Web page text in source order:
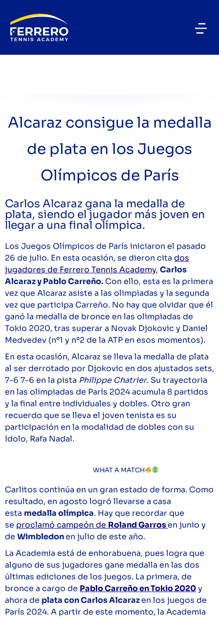
Alcaraz consigue la medalla
de plata en los Juegos
Olímpicos de París
Carlos Alcaraz gana la medalla de
plata, siendo el jugador más joven en
llegar a una final olímpica.
Los Juegos Olímpicos de París iniciaron el pasado
26 de julio. En esta ocasión, se dieron cita dos
jugadores de Ferrero Tennis Academy, Carlos
Alcaraz y Pablo Carreño. Con ello, esta es la primera
vez que Alcaraz asiste a las olimpiadas y la segunda
vez que participa Carreño. No hay que olvidar que él
ganó la medalla de bronce en las olimpiadas de
Tokio 2020, tras superar a Novak Djokovic y Daniel
Medvedev (nº1 y nº2 de la ATP en esos momentos).
En esta ocasión, Alcaraz se lleva la medalla de plata
al ser derrotado por Djokovic en dos ajustados sets,
7-6 7-6 en la pista Philippe Chatrier. Su trayectoria
en las olimpiadas de París 2024 acumula 8 partidos
y la final entre individuales y dobles. Otro gran
recuerdo que se lleva el joven tenista es su
participación en la modalidad de dobles con su
ídolo, Rafa Nadal.
WHAT A MATCH
Carlitos continúa en un gran estado de forma. Como
resultado, en agosto logró llevarse a casa
esta medalla olímpica. Hay que recordar que
se proclamó campeón de Roland Garrosen junio y
de Wimbledonen julio de este año.
La Academia está de enhorabuena, pues logra que
alguno de sus jugadores gane medalla en las dos
últimas ediciones de los juegos. La primera, de
bronce a cargo de Pablo Carreño en Tokio 2020y
ahora de plata con Carlos Alcarazen los juegos de
París 2024. A partir de este momento, la Academia